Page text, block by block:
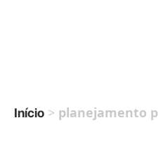
Início > planejamento